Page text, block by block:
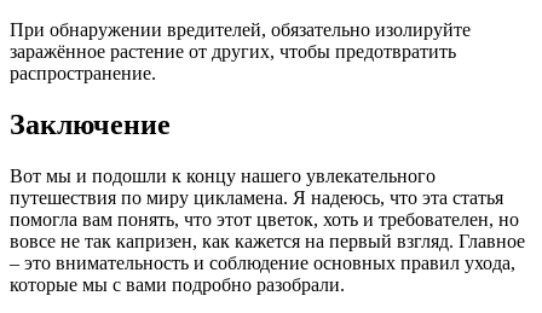
При обнаружении вредителей, обязательно изолируйте
заражённое растение от других, чтобы предотвратить
распространение.
Заключение
Вот мы и подошли к концу нашего увлекательного
путешествия по миру цикламена. Я надеюсь, что эта статья
помогла вам понять, что этот цветок, хоть и требователен, но
вовсе не так капризен, как кажется на первый взгляд. Главное
– это внимательность и соблюдение основных правил ухода,
которые мы с вами подробно разобрали.